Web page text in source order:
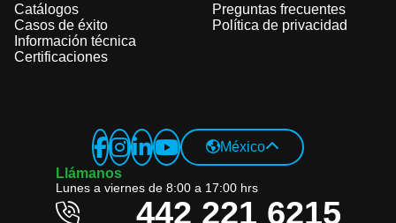
Catálogos
Casos de éxito
Información técnica
Certificaciones
Preguntas frecuentes
Política de privacidad
MéxicoGlobal Website
Italiano
English
Llámanos
Lunes a viernes de 8:00 a 17:00 hrs
442 221 6215